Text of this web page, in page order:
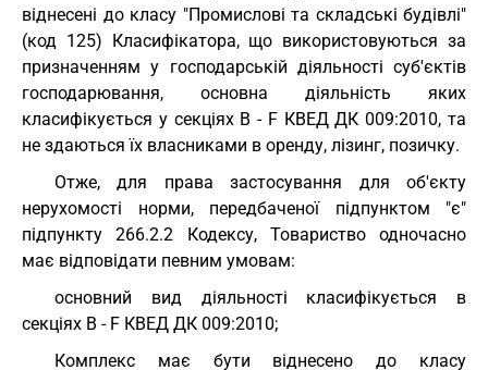
віднесені до класу "Промислові та складські будівлі"
(код 125) Класифікатора, що використовуються за
призначенням у господарській діяльності суб'єктів
господарювання, основна діяльність яких
класифікується у секціях B - F КВЕД ДК 009:2010, та
не здаються їх власниками в оренду, лізинг, позичку.
Отже, для права застосування для об'єкту
нерухомості норми, передбаченої підпунктом "є"
підпункту 266.2.2 Кодексу, Товариство одночасно
має відповідати певним умовам:
основний вид діяльності класифікується в
секціях B - F КВЕД ДК 009:2010;
Комплекс має бути віднесено до класу